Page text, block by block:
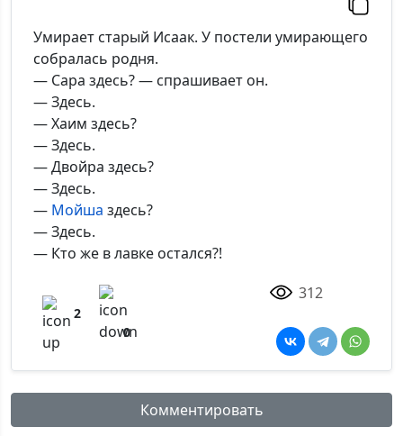
Умирает старый Исаак. У постели умирающего
собралась родня.
— Сара здесь? — спрашивает он.
— Здесь.
— Хаим здесь?
— Здесь.
— Двойра здесь?
— Здесь.
— Мойша здесь?
— Здесь.
— Кто же в лавке остался?!
2
0
312
Комментировать